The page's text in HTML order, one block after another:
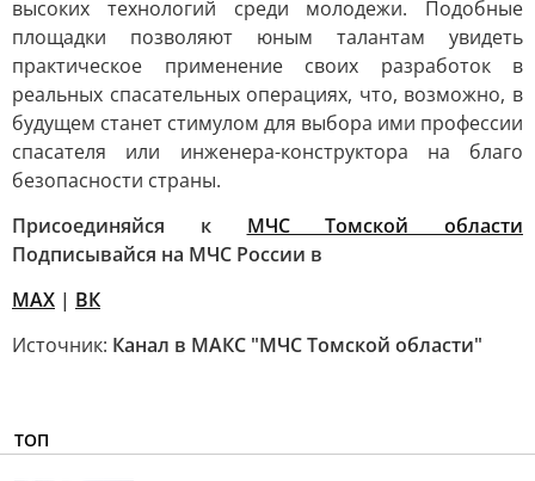
высоких технологий среди молодежи. Подобные
площадки позволяют юным талантам увидеть
практическое применение своих разработок в
реальных спасательных операциях, что, возможно, в
будущем станет стимулом для выбора ими профессии
спасателя или инженера-конструктора на благо
безопасности страны.
Присоединяйся к МЧС Томской области
Подписывайся на МЧС России в
MAX | ВК
Источник: Канал в МАКС "МЧС Томской области"
ТОП